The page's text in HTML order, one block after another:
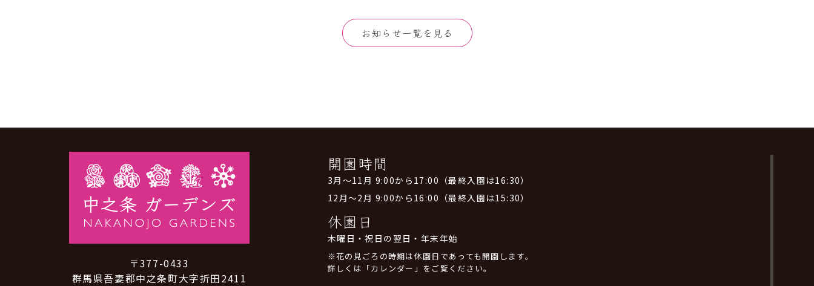
お知らせ一覧を見る
〒377-0433
群馬県吾妻郡中之条町大字折田2411
開園時間
3月～11月 9:00から17:00（最終入園は16:30）
12月～2月 9:00から16:00（最終入園は15:30）
休園日
木曜日・祝日の翌日・年末年始
※花の見ごろの時期は休園日であっても開園します。
詳しくは「カレンダー」をご覧ください。